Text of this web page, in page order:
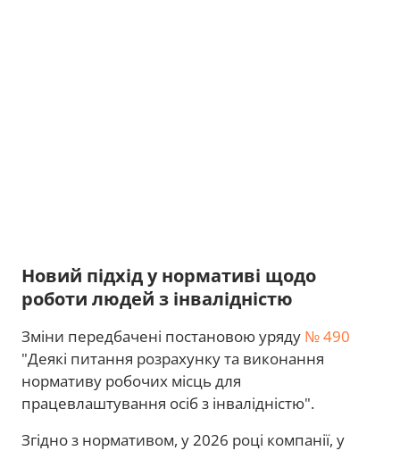
Новий підхід у нормативі щодо
роботи людей з інвалідністю
Зміни передбачені постановою уряду № 490
"Деякі питання розрахунку та виконання
нормативу робочих місць для
працевлаштування осіб з інвалідністю".
Згідно з нормативом, у 2026 році компанії, у